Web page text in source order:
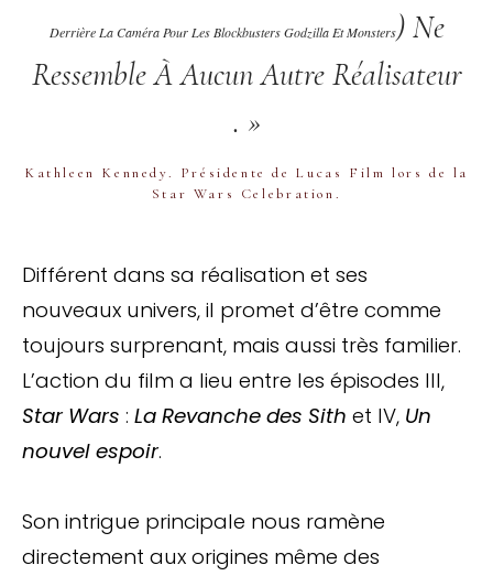
Derrière La Caméra Pour Les Blockbusters Godzilla Et Monsters) Ne
Ressemble À Aucun Autre Réalisateur
. »
Kathleen Kennedy. Présidente de Lucas Film lors de la
Star Wars Celebration.
Différent dans sa réalisation et ses
nouveaux univers, il promet d’être comme
toujours surprenant, mais aussi très familier.
L’action du film a lieu entre les épisodes III,
Star Wars : La Revanche des Sith et IV, Un
nouvel espoir.
Son intrigue principale nous ramène
directement aux origines même des